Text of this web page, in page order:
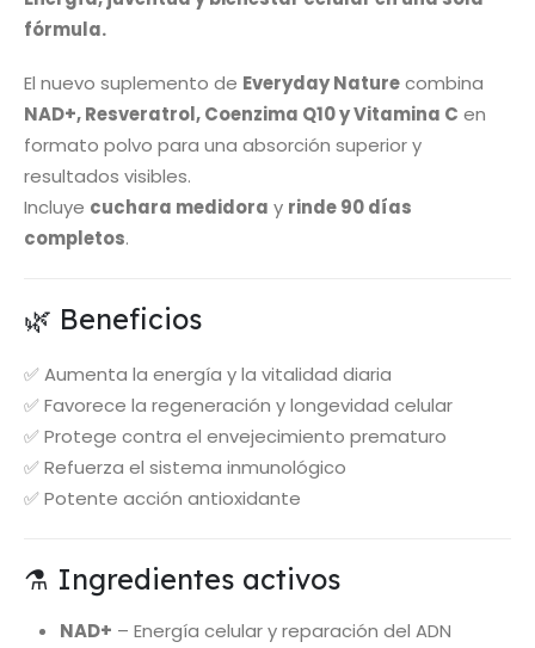
fórmula.
El nuevo suplemento de Everyday Naturecombina
NAD+, Resveratrol, Coenzima Q10 y Vitamina C en
formato polvo para una absorción superior y
resultados visibles.
Incluye cuchara medidora y rinde 90 días
completos.
🌿 Beneficios
✅ Aumenta la energía y la vitalidad diaria
✅ Favorece la regeneración y longevidad celular
✅ Protege contra el envejecimiento prematuro
✅ Refuerza el sistema inmunológico
✅ Potente acción antioxidante
⚗️ Ingredientes activos
NAD+ – Energía celular y reparación del ADN